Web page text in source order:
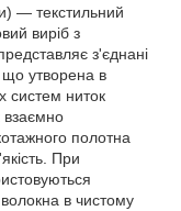
— текстильний
виріб з
з'єднані
що утворена в
систем ниток
взаємно
полотна
При
волокна в чистому